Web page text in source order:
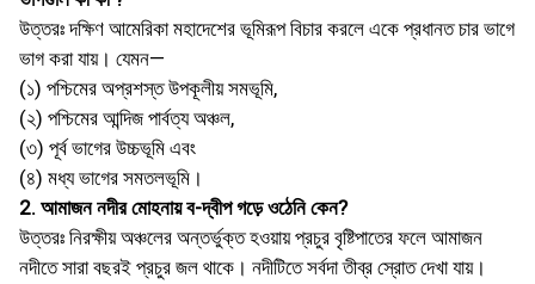
উত্তরঃ দক্ষিণ আমেরিকা মহাদেশের ভূমিরূপ বিচার করলে একে প্রধানত চার ভাগে
ভাগ করা যায়। যেমন—
(১) পশ্চিমের অপ্রশস্ত উপকূলীয় সমভূমি,
(২) পশ্চিমের আন্দিজ পার্বত্য অঞ্চল,
(৩) পূর্ব ভাগের উচ্চভূমি এবং
(৪) মধ্য ভাগের সমতলভূমি।
2. আমাজন নদীর মােহনায় ব-দ্বীপ গড়ে ওঠেনি কেন?
উত্তরঃ নিরক্ষীয় অঞ্চলের অন্তর্ভুক্ত হওয়ায় প্রচুর বৃষ্টিপাতের ফলে আমাজন
নদীতে সারা বছরই প্রচুর জল থাকে। নদীটিতে সর্বদা তীব্র স্রোত দেখা যায়।